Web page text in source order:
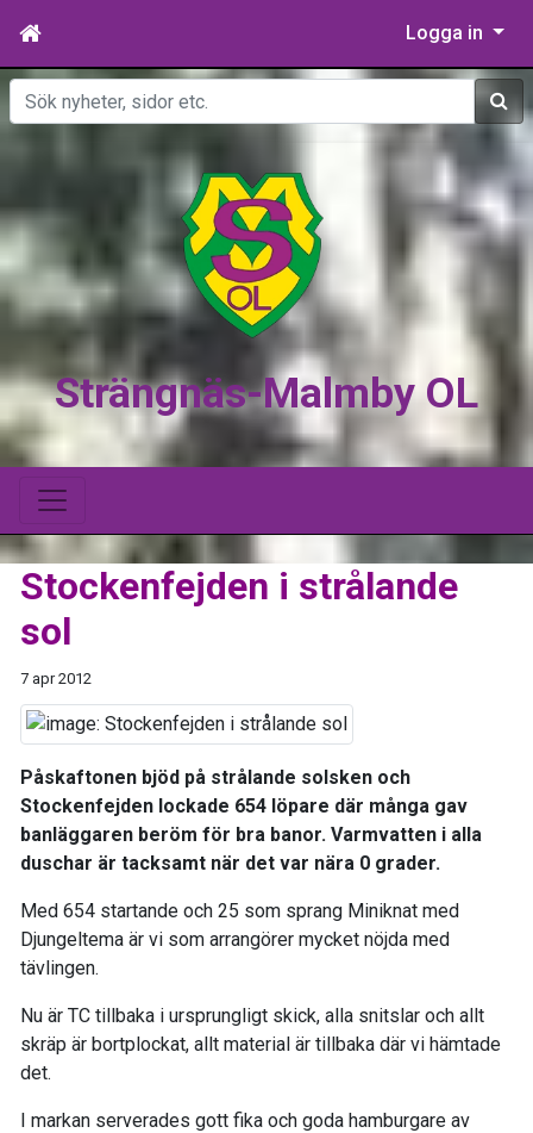
Logga in
Sök
Strängnäs-Malmby OL
Stockenfejden i strålande
sol
7 apr 2012
Påskaftonen bjöd på strålande solsken och
Stockenfejden lockade 654 löpare där många gav
banläggaren beröm för bra banor. Varmvatten i alla
duschar är tacksamt när det var nära 0 grader.
Med 654 startande och 25 som sprang Miniknat med
Djungeltema är vi som arrangörer mycket nöjda med
tävlingen.
Nu är TC tillbaka i ursprungligt skick, alla snitslar och allt
skräp är bortplockat, allt material är tillbaka där vi hämtade
det.
I markan serverades gott fika och goda hamburgare av